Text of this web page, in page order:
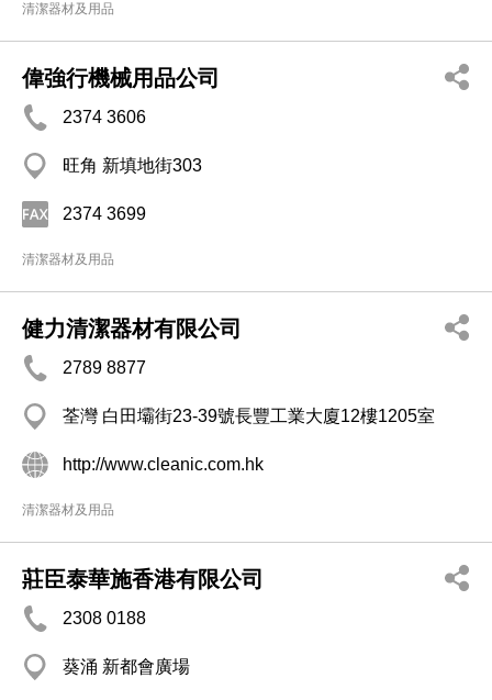
清潔器材及用品
偉強行機械用品公司
2374 3606
旺角 新填地街303
2374 3699
清潔器材及用品
健力清潔器材有限公司
2789 8877
荃灣 白田壩街23-39號長豐工業大廈12樓1205室
http://www.cleanic.com.hk
清潔器材及用品
莊臣泰華施香港有限公司
2308 0188
葵涌 新都會廣場